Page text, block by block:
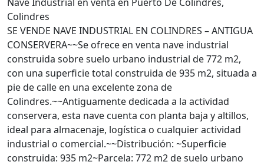
Colindres
SE VENDE NAVE INDUSTRIAL EN COLINDRES – ANTIGUA
CONSERVERA~~Se ofrece en venta nave industrial
construida sobre suelo urbano industrial de 772 m2,
con una superficie total construida de 935 m2, situada a
pie de calle en una excelente zona de
Colindres.~~Antiguamente dedicada a la actividad
conservera, esta nave cuenta con planta baja y altillos,
ideal para almacenaje, logística o cualquier actividad
industrial o comercial.~~Distribución: ~Superficie
construida: 935 m2~Parcela: 772 m2 de suelo urbano